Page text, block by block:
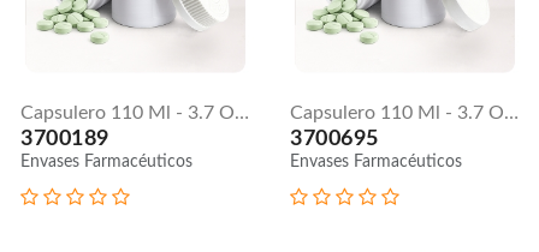
Capsulero 110 Ml - 3.7 Oz | Tapa Push Dow
3700189
Envases Farmacéuticos
Capsulero 110 Ml - 3.7 Oz | Tapa Lisa
3700695
Envases Farmacéuticos